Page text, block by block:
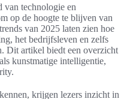
van technologie en
op de hoogte te blijven van
van 2025 laten zien hoe
het bedrijfsleven en zelfs
Dit artikel biedt een overzicht
kunstmatige intelligentie,
krijgen lezers inzicht in